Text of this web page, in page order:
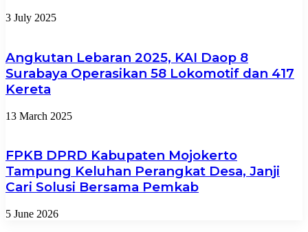
3 July 2025
Angkutan Lebaran 2025, KAI Daop 8
Surabaya Operasikan 58 Lokomotif dan 417
Kereta
13 March 2025
FPKB DPRD Kabupaten Mojokerto
Tampung Keluhan Perangkat Desa, Janji
Cari Solusi Bersama Pemkab
5 June 2026